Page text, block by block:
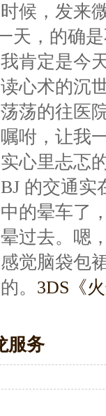
候，发来
天，的确
肯定是今
心术的
荡的往医
咐，让我
心里忐忑
的交通
的晕车了
过去。嗯
觉脑袋包
。 3DS《
服务